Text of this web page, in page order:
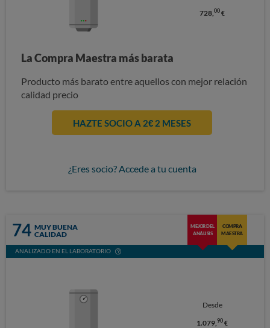
728,00 €
La Compra Maestra más barata
Producto más barato entre aquellos con mejor relación
calidad precio
HAZTE SOCIO A 2€ 2 MESES
¿Eres socio? Accede a tu cuenta
74 MUY BUENA
CALIDAD
MEJOR DEL
ANÁLISIS
COMPRA
MAESTRA
ANALIZADO EN EL LABORATORIO
Desde
1.079,90 €